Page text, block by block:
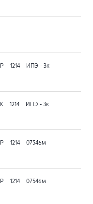
1214 ИПЭ - 3к
1214 ИПЭ - 3к
1214 07546м
1214 07546м